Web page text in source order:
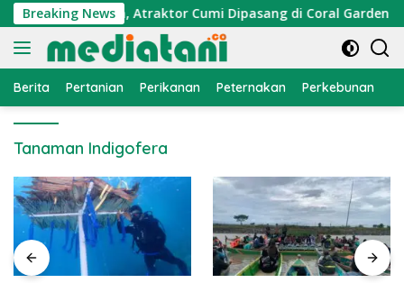
Langsung
ke
konten
Breaking News
Nelayan, Atraktor Cumi Dipasang di Coral Garden
Berita Pertanian Perikanan Peternakan Perkebunan
Tanaman Indigofera